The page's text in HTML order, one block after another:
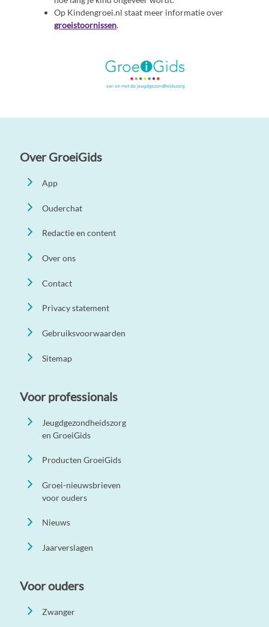
Op Kindengroei.nl staat meer informatie over
groeistoornissen.
Over GroeiGids
App
Ouderchat
Redactie en content
Over ons
Contact
Privacy statement
Gebruiksvoorwaarden
Sitemap
Voor professionals
Jeugdgezondheidszorg
en GroeiGids
Producten GroeiGids
Groei-nieuwsbrieven
voor ouders
Nieuws
Jaarverslagen
Voor ouders
Zwanger